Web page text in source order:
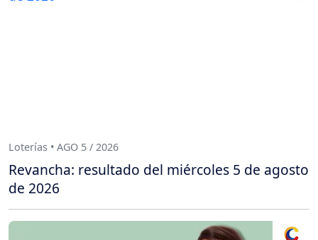
Loterías • AGO 5 / 2026
Revancha: resultado del miércoles 5 de agosto
de 2026